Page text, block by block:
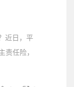
近日，平
责任险，